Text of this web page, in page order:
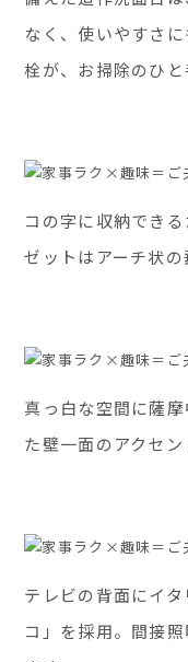
なく、使いやすさ
栓が、お掃除のひと
コの字に収納でき
ゼットはアーチ状の
真っ白な空間に薩
た壁一面のアクセン
テレビの背面にイ
コ」を採用。間接